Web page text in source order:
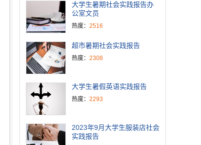
大学生暑期社会实践报告办
公室文员
热度： 2516
超市暑期社会实践报告
热度： 2308
大学生暑假英语实践报告
热度： 2293
2023年9月大学生服装店社会
实践报告